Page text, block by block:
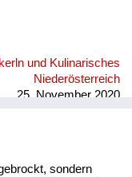
und Kulinarisches
Niederösterreich
25. November 2020
sondern